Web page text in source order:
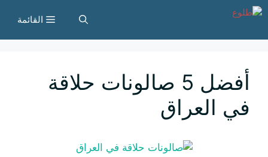
انتقل
المحتوى
القائمة
أفضل 5 صالونات حلاقة
في العراق